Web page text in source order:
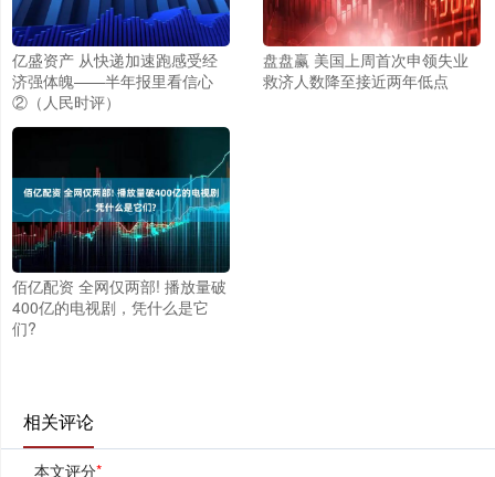
亿盛资产 从快递加速跑感受经
济强体魄——半年报里看信心
②（人民时评）
盘盘赢 美国上周首次申领失业
救济人数降至接近两年低点
佰亿配资 全网仅两部! 播放量破
400亿的电视剧，凭什么是它
们?
相关评论
本文评分*